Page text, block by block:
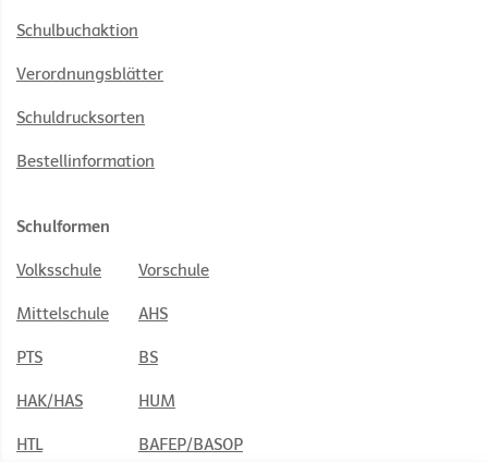
Schulbuchaktion
Verordnungsblätter
Schuldrucksorten
Bestellinformation
Schulformen
Volksschule Vorschule
Mittelschule AHS
PTS BS
HAK/HAS HUM
HTL BAFEP/BASOP